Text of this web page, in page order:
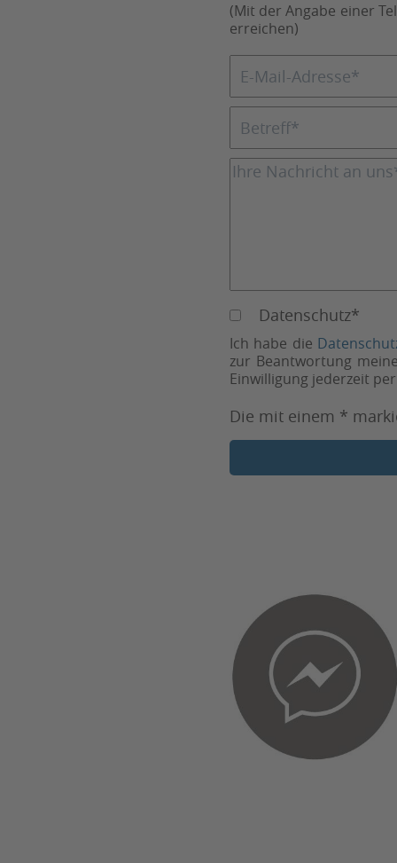
(Mit der Angabe einer
erreichen)
Datenschutz*
Ich habe die
zur Beantwortung
Einwilligung jederzeit
Die mit einem *